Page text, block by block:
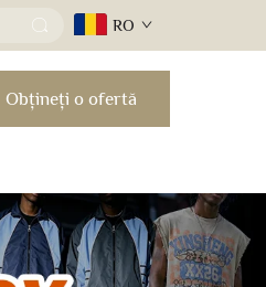
RO
Obțineți o ofertă